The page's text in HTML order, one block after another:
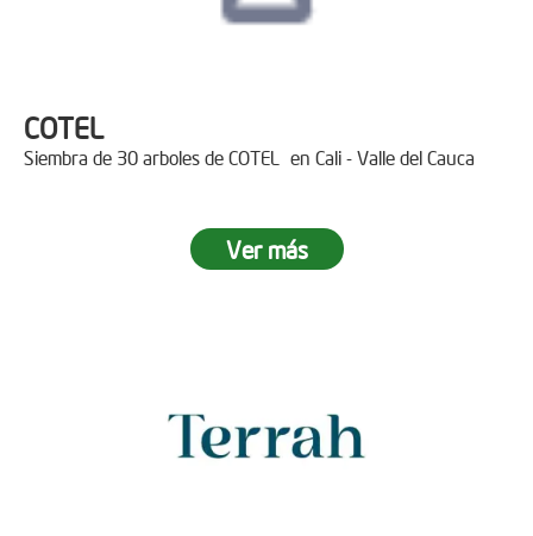
COTEL
Siembra de 30 arboles de COTEL en Cali - Valle del Cauca
Ver más